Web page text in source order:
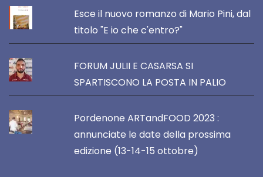
Esce il nuovo romanzo di Mario Pini, dal
titolo "E io che c'entro?"
FORUM JULII E CASARSA SI
SPARTISCONO LA POSTA IN PALIO
Pordenone ARTandFOOD 2023 :
annunciate le date della prossima
edizione (13-14-15 ottobre)